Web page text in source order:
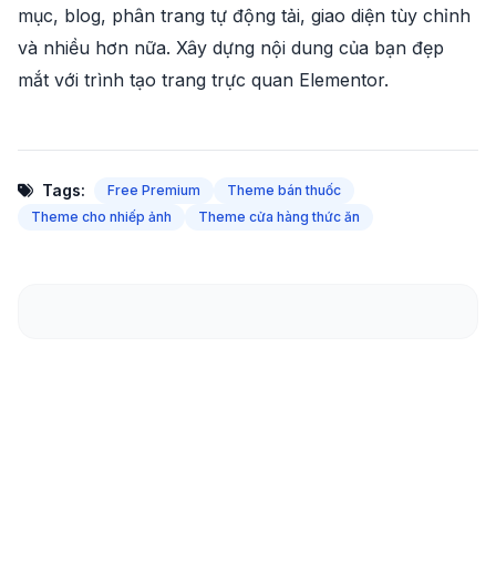
mục, blog, phân trang tự động tải, giao diện tùy chỉnh
và nhiều hơn nữa. Xây dựng nội dung của bạn đẹp
mắt với trình tạo trang trực quan Elementor.
Tags: Free Premium
Theme bán thuốc
Theme cho nhiếp ảnh
Theme cửa hàng thức ăn